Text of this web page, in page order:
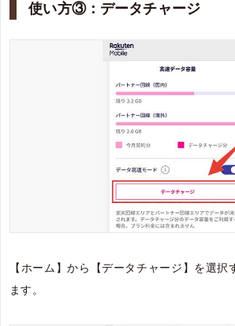
使い方③：データチャージ
【ホーム】から【データチャージ】を選択
ます。